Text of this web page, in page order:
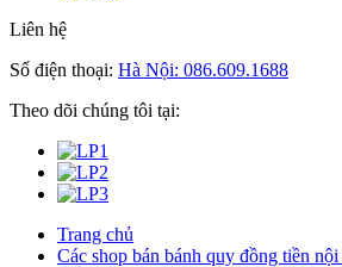
Liên hệ
Số điện thoại: Hà Nội: 086.609.1688
Theo dõi chúng tôi tại:
Trang chủ
Các shop bán bánh quy đồng tiền